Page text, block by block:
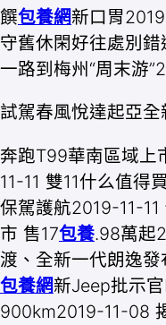
饌包養網新口胃
守舊休閑好往處別
一路到梅州“周末游
試駕春風悅達起亞
奔跑T99華南區域上
11-11 雙11什么值得
保駕護航2019-11-
市 售17包養.98萬起
渡、全新一代朗逸
包養網新Jeep批示
900km2019-11-08